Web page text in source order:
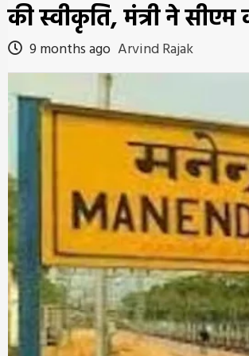
की स्वीकृति, मंत्री ने सीएम
9 months ago Arvind Rajak